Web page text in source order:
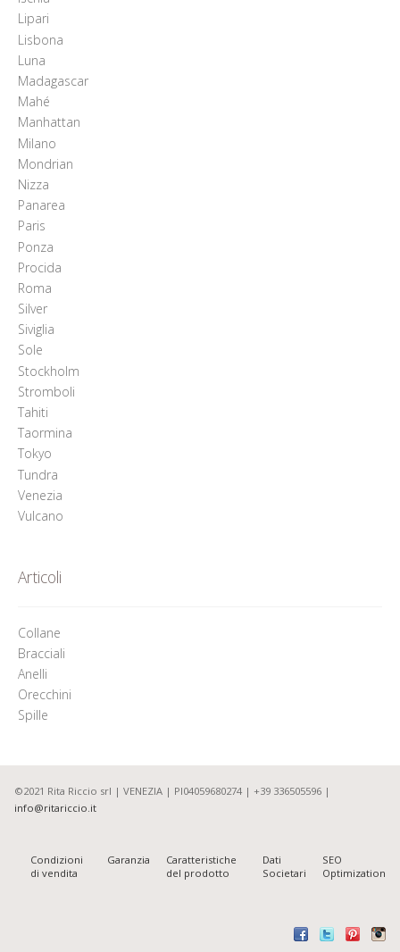
Lipari
Lisbona
Luna
Madagascar
Mahé
Manhattan
Milano
Mondrian
Nizza
Panarea
Paris
Ponza
Procida
Roma
Silver
Siviglia
Sole
Stockholm
Stromboli
Tahiti
Taormina
Tokyo
Tundra
Venezia
Vulcano
Articoli
Collane
Bracciali
Anelli
Orecchini
Spille
©2021 Rita Riccio srl | VENEZIA | PI04059680274 | +39 336505596 |
info@ritariccio.it
Condizioni
di vendita
Garanzia
Caratteristiche
del prodotto
Dati
Societari
SEO
Optimization